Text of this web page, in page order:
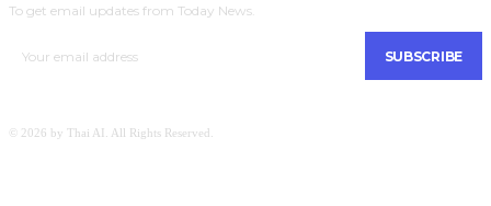
To get email updates from Today News.
SUBSCRIBE
© 2026 by Thai AI. All Rights Reserved.